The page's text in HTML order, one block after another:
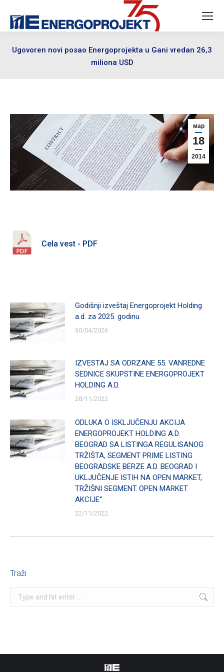
Ugovoren novi posao Energoprojekta u Gani vredan 26,3
miliona USD
мар
18
2014
Cela vest - PDF
Godišnji izveštaj Energoprojekt Holding
a.d. za 2025. godinu
30/04/2026
IZVESTAJ SA ODRZANE 55. VANREDNE
SEDNICE SKUPSTINE ENERGOPROJEKT
HOLDING A.D.
28/11/2022
ODLUKA O ISKLJUČENJU AKCIJA
ENERGOPROJEKT HOLDING A.D.
BEOGRAD SA LISTINGA REGULISANOG
TRŽIŠTA, SEGMENT PRIME LISTING
BEOGRADSKE BERZE A.D. BEOGRAD I
UKLJUČENJE ISTIH NA OPEN MARKET,
TRŽIŠNI SEGMENT OPEN MARKET
AKCIJE“
22/11/2022
Traži
Search: